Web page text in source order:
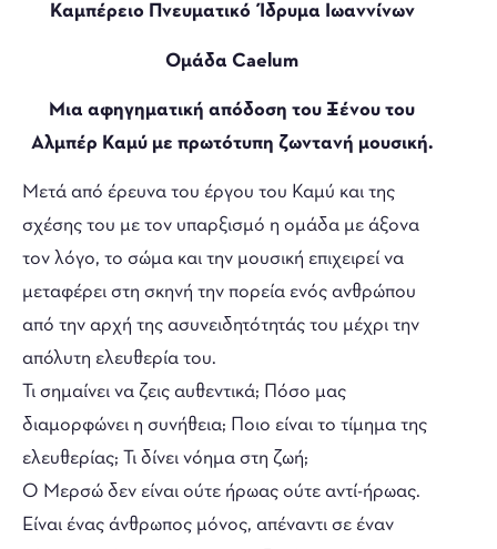
Καμπέρειο Πνευματικό Ίδρυμα Ιωαννίνων
Ομάδα Caelum
Μια αφηγηματική απόδοση του Ξένου του
Αλμπέρ Καμύ με πρωτότυπη ζωντανή μουσική.
Μετά από έρευνα του έργου του Καμύ και της
σχέσης του με τον υπαρξισμό η ομάδα με άξονα
τον λόγο, το σώμα και την μουσική επιχειρεί να
μεταφέρει στη σκηνή την πορεία ενός ανθρώπου
από την αρχή της ασυνειδητότητάς του μέχρι την
απόλυτη ελευθερία του.
Τι σημαίνει να ζεις αυθεντικά; Πόσο μας
διαμορφώνει η συνήθεια; Ποιο είναι το τίμημα της
ελευθερίας; Τι δίνει νόημα στη ζωή;
Ο Μερσώ δεν είναι ούτε ήρωας ούτε αντί-ήρωας.
Είναι ένας άνθρωπος μόνος, απέναντι σε έναν